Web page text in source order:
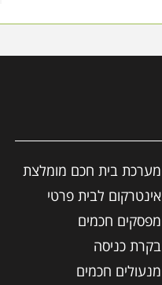
מערכת בית חכם מומלצת
אינטרקום לבית פרטי
מפסקים חכמים
בקרת כניסה
מנעולים חכמים